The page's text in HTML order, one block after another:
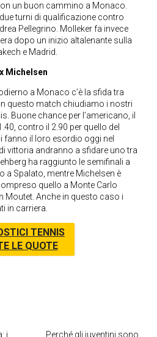
un buon cammino a Monaco.
turni di qualificazione contro
Pellegrino. Molleker fa invece
dopo un inizio altalenante sulla
e Madrid.
Michelsen
a Monaco c’è la sfida tra
questo match chiudiamo i nostri
Buone chance per l’americano, il
contro il 2.90 per quello del
fanno il loro esordio oggi nel
vittoria andranno a sfidare uno tra
ha raggiunto le semifinali a
a Spalato, mentre Michelsen è
quello a Monte Carlo
Moutet. Anche in questo caso i
in carriera.
TENNIS
LE QUOTE
i Perché gli juventini sono